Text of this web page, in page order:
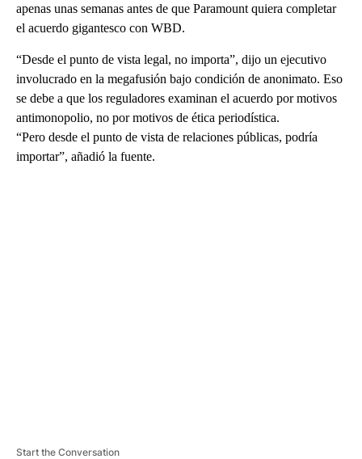
apenas unas semanas antes de que Paramount quiera completar
el acuerdo gigantesco con WBD.
“Desde el punto de vista legal, no importa”, dijo un ejecutivo
involucrado en la megafusión bajo condición de anonimato. Eso
se debe a que los reguladores examinan el acuerdo por motivos
antimonopolio, no por motivos de ética periodística.
“Pero desde el punto de vista de relaciones públicas, podría
importar”, añadió la fuente.
Start the Conversation